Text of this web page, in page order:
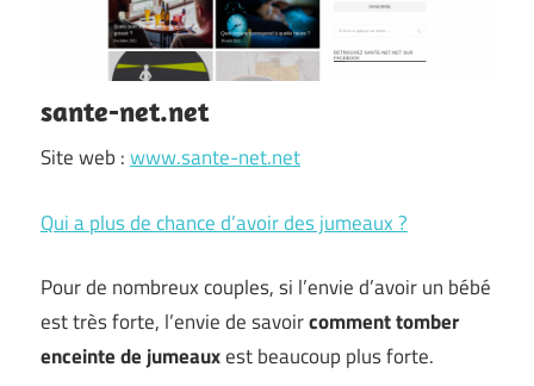
sante-net.net
Site web :www.sante-net.net
Qui a plus de chance d’avoir des jumeaux ?
Pour de nombreux couples, si l’envie d’avoir un bébé
est très forte, l’envie de savoircomment tomber
enceinte de jumeauxest beaucoup plus forte.